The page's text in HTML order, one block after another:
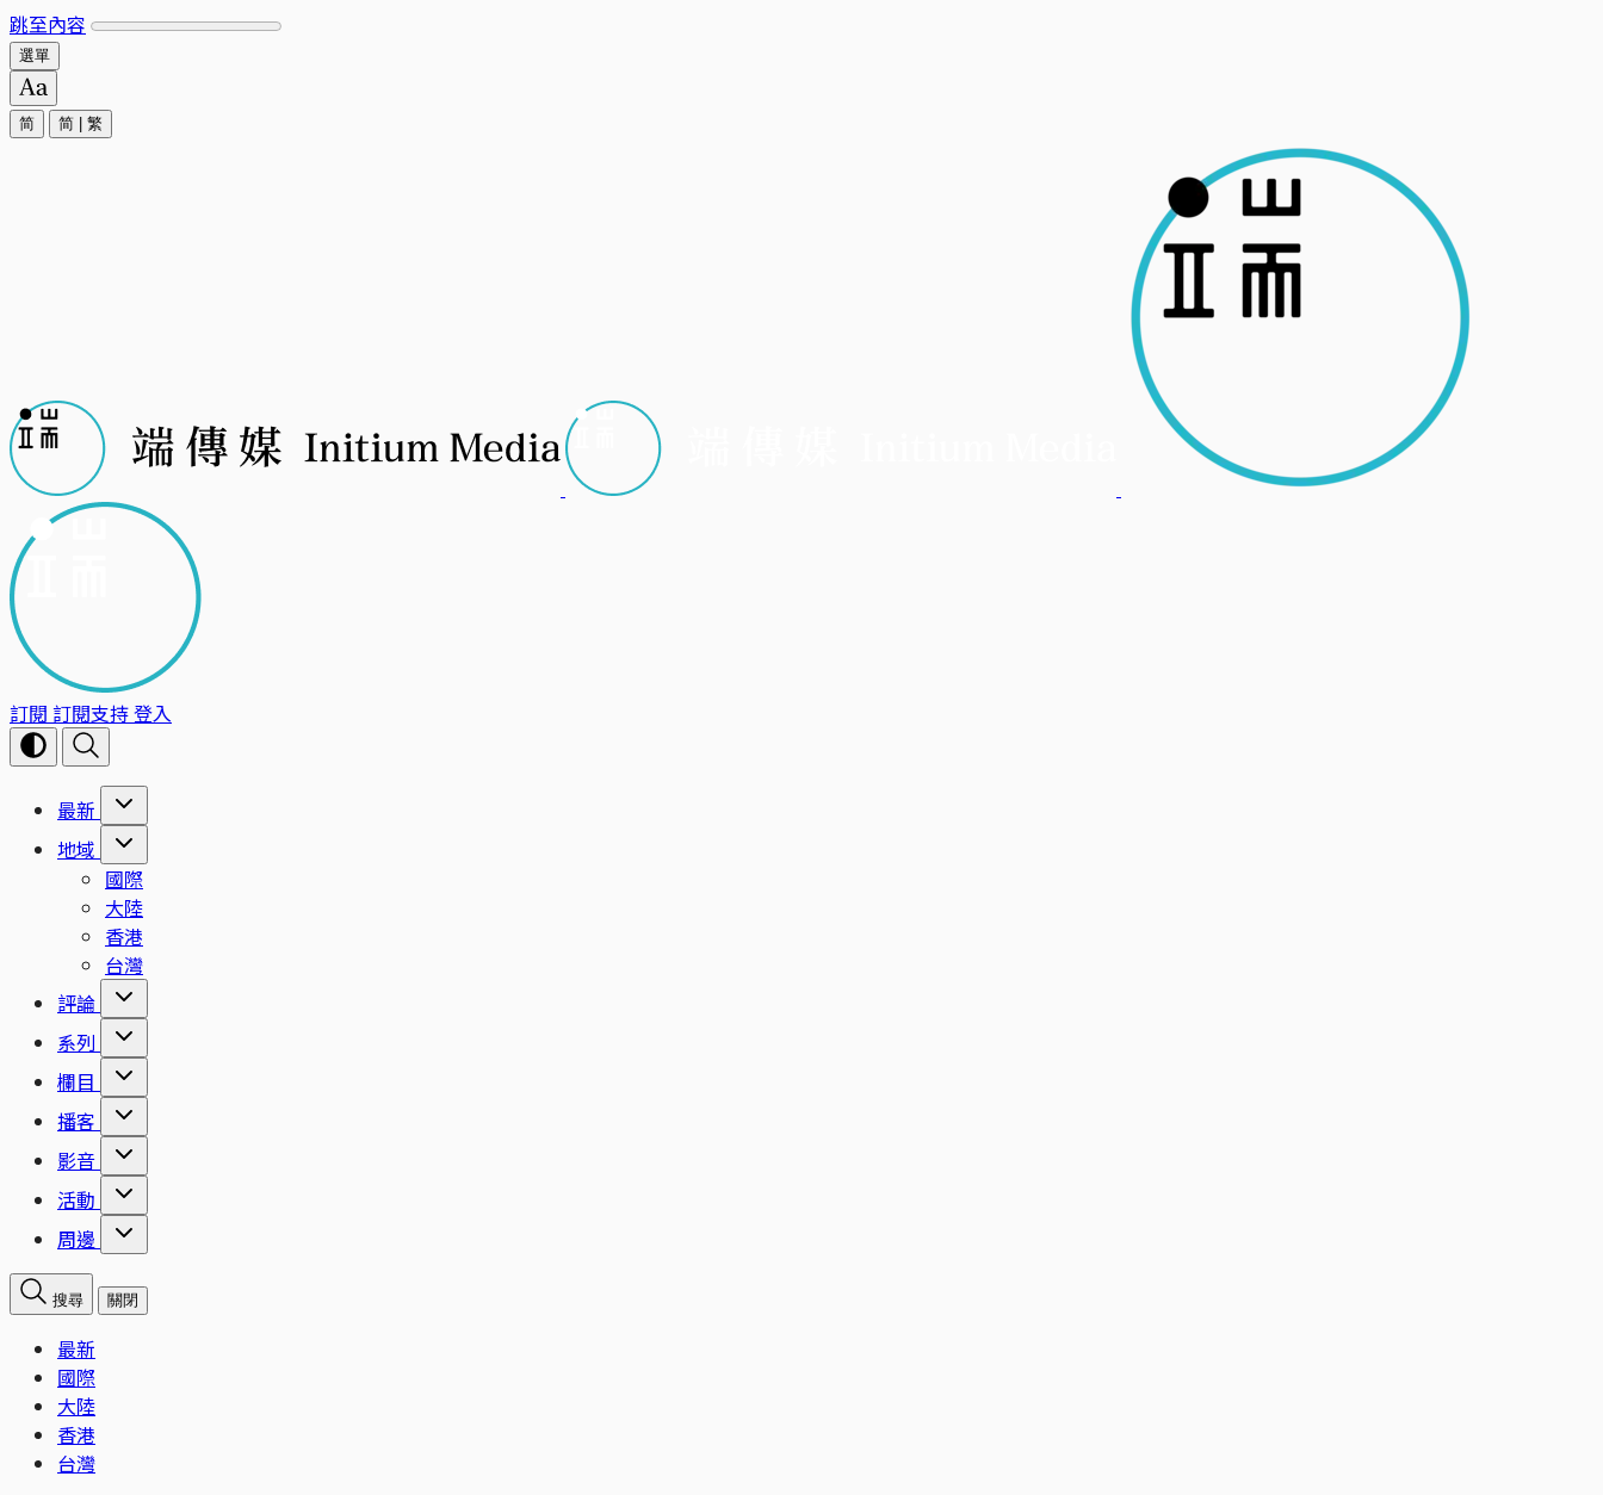
跳至內容
選單
简 简 繁
訂閱 訂閱支持登入
最新
地域
國際
大陸
香港
台灣
評論
系列
欄目
播客
影音
活動
周邊
搜尋 關閉
最新
國際
大陸
香港
台灣